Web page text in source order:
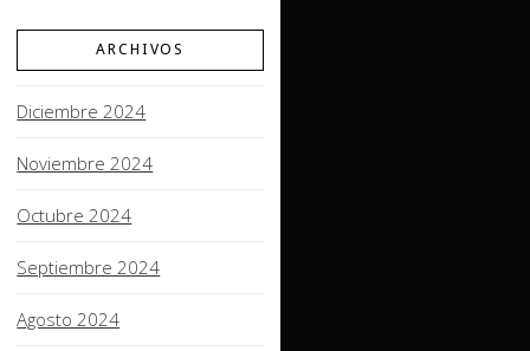
ARCHIVOS
Diciembre 2024
Noviembre 2024
Octubre 2024
Septiembre 2024
Agosto 2024